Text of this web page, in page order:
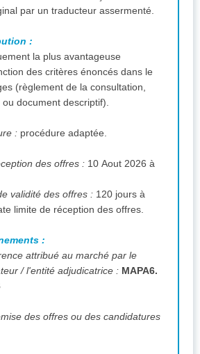
par un traducteur assermenté.
:
la plus avantageuse
des critères énoncés dans le
(règlement de la consultation,
document descriptif).
: procédure adaptée.
des offres : 10 Aout 2026 à
validité des offres : 120 jours à
compter de la date limite de réception des offres.
:
attribué au marché par le
/ l'entité adjudicatrice : MAPA6.
des offres ou des candidatures